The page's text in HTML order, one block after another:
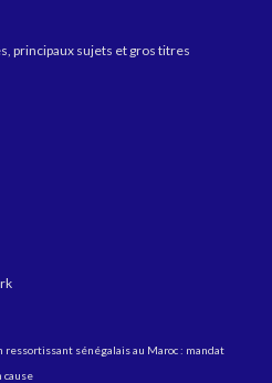
principaux sujets et gros titres
ressortissant sénégalais au Maroc : mandat